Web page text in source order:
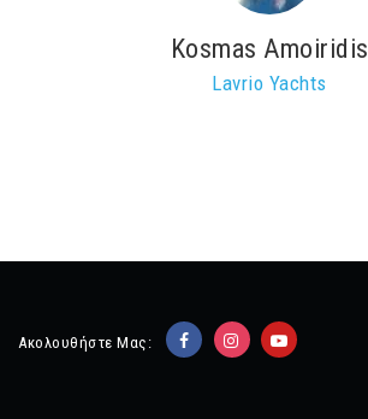
Kosmas Amoiridis
Lavrio Yachts
Ακολουθήστε Μας: